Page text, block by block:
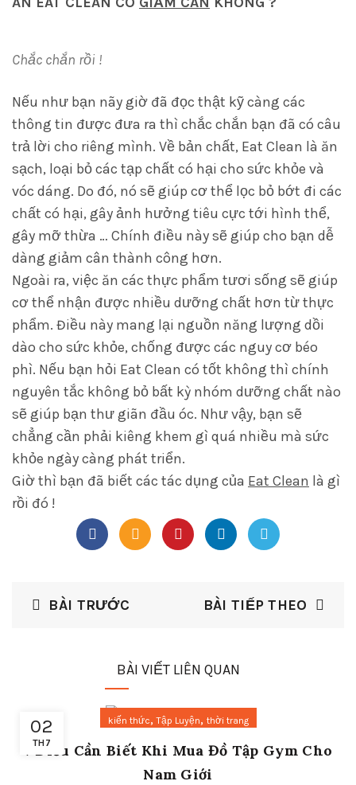
Chắc chắn rồi !
Nếu như bạn nãy giờ đã đọc thật kỹ càng các
thông tin được đưa ra thì chắc chắn bạn đã có câu
trả lời cho riêng mình. Về bản chất, Eat Clean là ăn
sạch, loại bỏ các tạp chất có hại cho sức khỏe và
vóc dáng. Do đó, nó sẽ giúp cơ thể lọc bỏ bớt đi các
chất có hại, gây ảnh hưởng tiêu cực tới hình thể,
gây mỡ thừa … Chính điều này sẽ giúp cho bạn dễ
dàng giảm cân thành công hơn.
Ngoài ra, việc ăn các thực phẩm tươi sống sẽ giúp
cơ thể nhận được nhiều dưỡng chất hơn từ thực
phẩm. Điều này mang lại nguồn năng lượng dồi
dào cho sức khỏe, chống được các nguy cơ béo
phì. Nếu bạn hỏi Eat Clean có tốt không thì chính
nguyên tắc không bỏ bất kỳ nhóm dưỡng chất nào
sẽ giúp bạn thư giãn đầu óc. Như vậy, bạn sẽ
chẳng cần phải kiêng khem gì quá nhiều mà sức
khỏe ngày càng phát triển.
Giờ thì bạn đã biết các tác dụng của Eat Clean là gì
rồi đó !
BÀI TRƯỚC BÀI TIẾP THEO
BÀI VIẾT LIÊN QUAN
02
TH7
kiến thức,Tập Luyện, thời trang
7 Điều Cần Biết Khi Mua Đồ Tập Gym Cho
Nam Giới